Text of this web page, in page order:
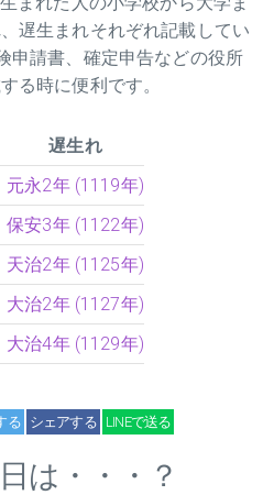
遅生まれそれぞれ記載してい
申請書、確定申告などの役所
る時に便利です。
遅生れ
元永2年 (1119年)
保安3年 (1122年)
天治2年 (1125年)
大治2年 (1127年)
大治4年 (1129年)
る シェアする LINEで送る
は・・・？